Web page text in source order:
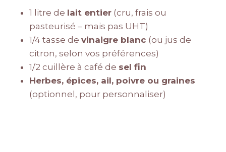
1 litre de lait entier (cru, frais ou
pasteurisé – mais pas UHT)
1/4 tasse de vinaigre blanc (ou jus de
citron, selon vos préférences)
1/2 cuillère à café de sel fin
Herbes, épices, ail, poivre ou graines
(optionnel, pour personnaliser)